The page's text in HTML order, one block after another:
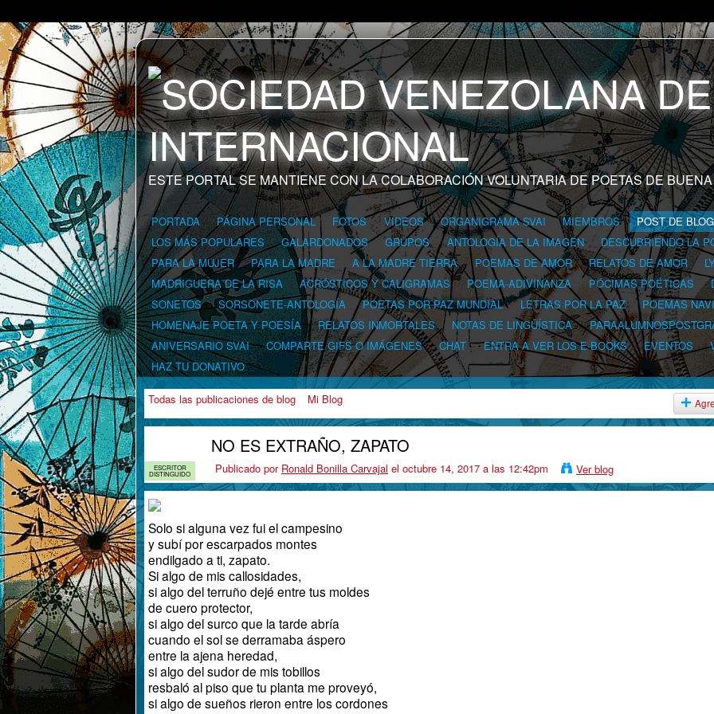
ESTE PORTAL SE MANTIENE CON LA COLABORACIÓN VOLUNTARIA DE POETAS DE
PORTADA PÁGINA PERSONAL FOTOS VIDEOS ORGANIGRAMA SVAI MIEMBROS POST DE
LOS MÁS POPULARES
GALARDONADOS GRUPOS ANTOLOGÍA DE LA IMAGEN DESCUBRIENDO LA
PARA LA MUJER
PARA LA MADRE A LA MADRE TIERRA POEMAS DE AMOR RELATOS DE AMOR
MADRIGUERA DE LA RISA
ACRÓSTICOS Y CALIGRAMAS POEMA-ADIVINANZA PÓCIMAS POÉTICAS
SONETOS
SORSONETE-ANTOLOGÍA POETAS POR PAZ MUNDIAL LETRAS POR LA PAZ POEMAS
HOMENAJE POETA Y POESÍA
RELATOS INMORTALES NOTAS DE LINGÜÍSTICA
ANIVERSARIO SVAI
COMPARTE GIFS O IMÁGENES CHAT ENTRA A VER LOS E-BOOKS EVENTOS
HAZ TU DONATIVO
Todas las publicaciones de blog Mi Blog
ESCRITOR
DISTINGUIDO
NO ES EXTRAÑO, ZAPATO
Publicado por Ronald Bonilla Carvajal el octubre 14, 2017 a las 12:42pm Ver blog
Solo si alguna vez fui el campesino
y subí por escarpados montes
endilgado a ti, zapato.
Si algo de mis callosidades,
si algo del terruño dejé entre tus moldes
de cuero protector,
si algo del surco que la tarde abría
cuando el sol se derramaba áspero
entre la ajena heredad,
si algo del sudor de mis tobillos
resbaló al piso que tu planta me proveyó,
si algo de sueños rieron entre los cordones